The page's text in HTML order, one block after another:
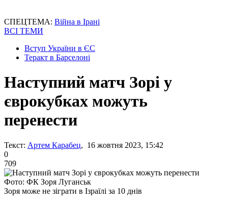
СПЕЦТЕМА: Війна в Ірані
ВСІ ТЕМИ
Вступ України в ЄС
Теракт в Барселоні
Наступний матч Зорі у
єврокубках можуть
перенести
Текст: Артем Карабец, 16 жовтня 2023, 15:42
0
709
Фото: ФК Зоря Луганськ
Зоря може не зіграти в Ізраїлі за 10 днів